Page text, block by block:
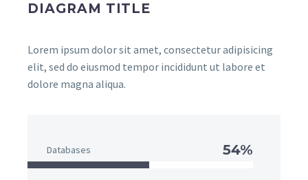
DIAGRAM TITLE
Lorem ipsum dolor sit amet, consectetur adipisicing
elit, sed do eiusmod tempor incididunt ut labore et
dolore magna aliqua.
Databases 54%